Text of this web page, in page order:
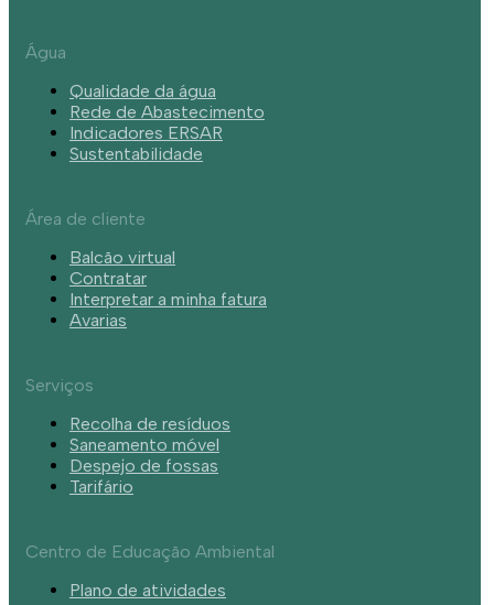
Água
Qualidade da água
Rede de Abastecimento
Indicadores ERSAR
Sustentabilidade
Área de cliente
Balcão virtual
Contratar
Interpretar a minha fatura
Avarias
Serviços
Recolha de resíduos
Saneamento móvel
Despejo de fossas
Tarifário
Centro de Educação Ambiental
Plano de atividades